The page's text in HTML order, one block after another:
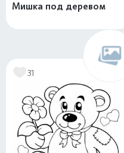
Мишка под деревом
31